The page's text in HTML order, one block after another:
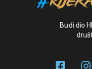
Budi dio